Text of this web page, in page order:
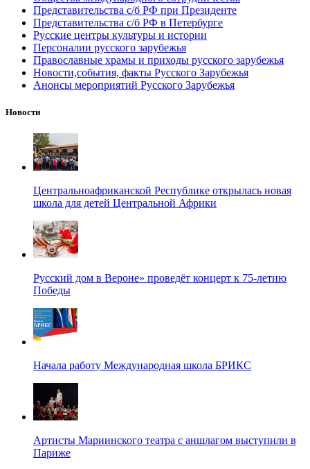
Представительства с/б РФ при Президенте
Представительства с/б РФ в Петербурге
Русские центры культуры и истории
Персоналии русского зарубежья
Православные храмы и приходы русского зарубежья
Новости,события, факты Русского Зарубежья
Анонсы мероприятий Русского Зарубежья
Новости
Центральноафриканской Республике открылась новая
школа для детей Центральной Африки
Русский дом в Вероне» проведёт концерт к 75-летию
Победы
Начала работу Международная школа БРИКС
Артисты Мариинского театра с аншлагом выступили в
Париже